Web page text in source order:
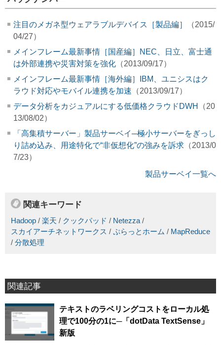
注目のメガネ型ウェアラブルデバイス［製品編］
（2015/
04/27）
メインフレーム最新事情［国産編］NEC、日立、富士通
は外部連携や災害対策を強化 （2013/09/17）
メインフレーム最新事情［海外編］IBM、ユニシスはク
ラウド対応やモバイル連携を加速 （2013/09/17）
データ分析をカジュアルにする低価格クラウドDWH
（20
13/08/02）
「高集積サーバー」製品サーベイ─極小サーバーをぎっし
り詰め込み、用途特化で“非仮想化”の強みを訴求 （2013/0
7/23）
製品サーベイ一覧へ
関連キーワード
Hadoop / 楽天 / クックパッド / Netezza /
スカイアーチネットワークス / ぷらっとホーム / MapReduce
/ 分散処理
関連記事
テキストのラベリングコストをローカル処
理で100分の1に─「dotData TextSense」
新版